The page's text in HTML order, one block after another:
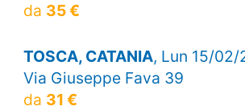
da 35 €
TOSCA, CATANIA, Lun 15/02/
Via Giuseppe Fava 39
da 31 €